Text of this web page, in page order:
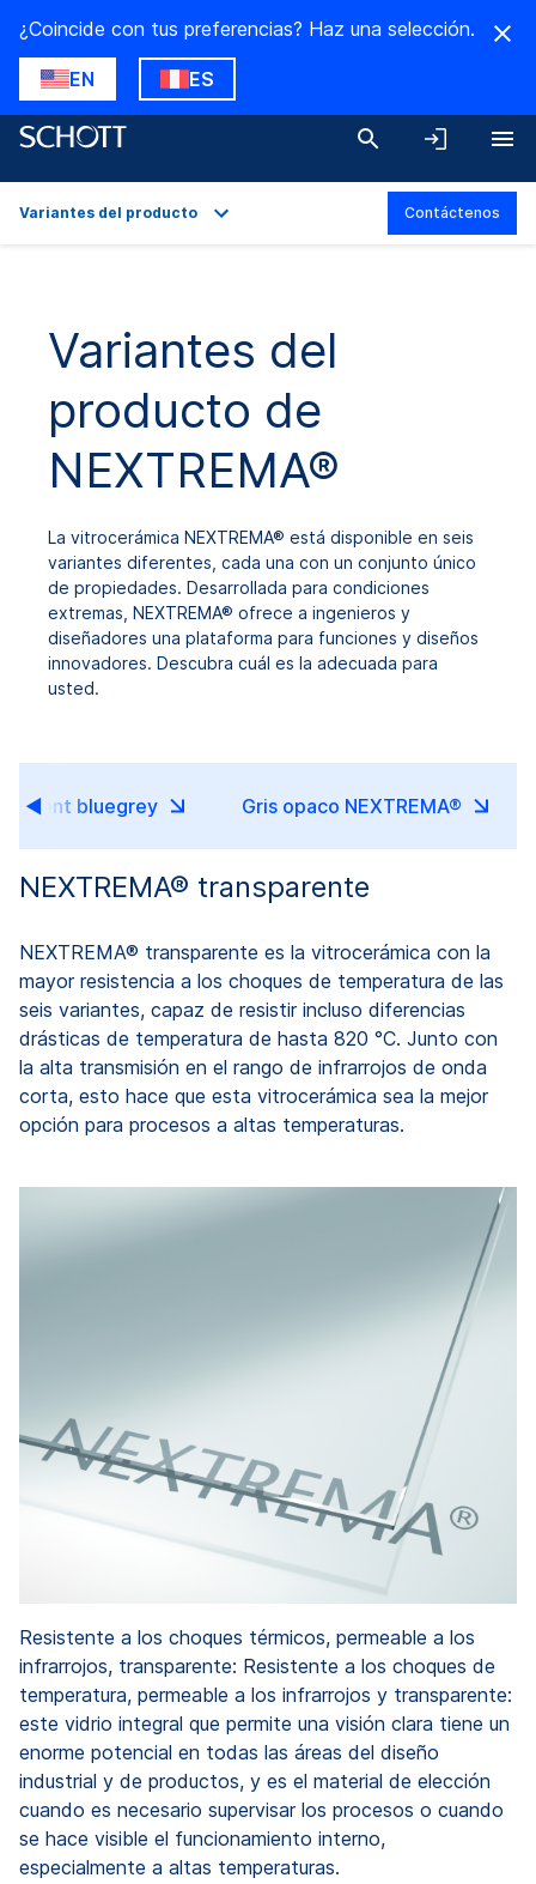
¿Coincide con tus preferencias? Haz una selección.
EN ES
Datos técnicos
Variantes del producto
Descargas
Variantes del producto Contáctenos
Variantes del
producto de
NEXTREMA®
La vitrocerámica NEXTREMA® está disponible en seis
variantes diferentes, cada una con un conjunto único
de propiedades. Desarrollada para condiciones
extremas, NEXTREMA® ofrece a ingenieros y
diseñadores una plataforma para funciones y diseños
innovadores. Descubra cuál es la adecuada para
usted.
bluegrey Gris opaco NEXTREMA®
NEXTREMA® transparente
NEXTREMA® transparente es la vitrocerámica con la
mayor resistencia a los choques de temperatura de las
seis variantes, capaz de resistir incluso diferencias
drásticas de temperatura de hasta 820 °C. Junto con
la alta transmisión en el rango de infrarrojos de onda
corta, esto hace que esta vitrocerámica sea la mejor
opción para procesos a altas temperaturas.
Resistente a los choques térmicos, permeable a los
infrarrojos, transparente: Resistente a los choques de
temperatura, permeable a los infrarrojos y transparente:
este vidrio integral que permite una visión clara tiene un
enorme potencial en todas las áreas del diseño
industrial y de productos, y es el material de elección
cuando es necesario supervisar los procesos o cuando
se hace visible el funcionamiento interno,
especialmente a altas temperaturas.